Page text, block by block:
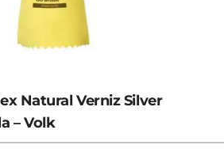
Natural Verniz Silver
– Volk